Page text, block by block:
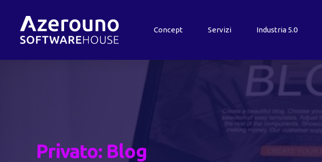
Concept Servizi Industria 5.0
Privato: Blog